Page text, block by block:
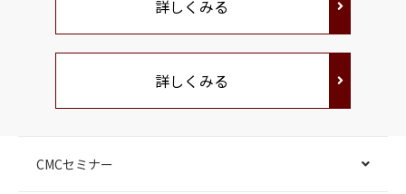
詳しくみる
詳しくみる
CMCセミナー